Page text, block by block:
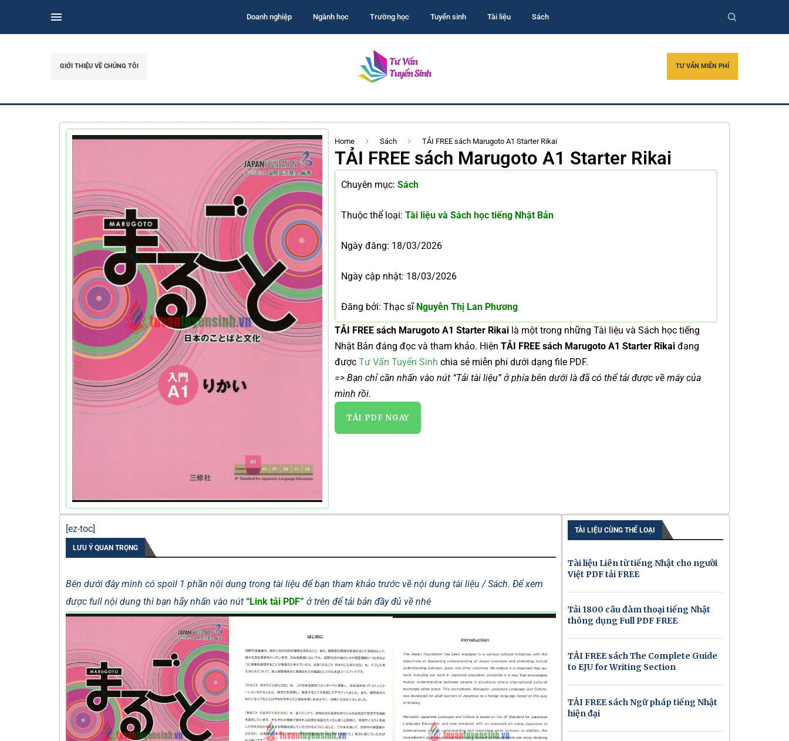
Doanh nghiệp Ngành học Trường học Tuyển sinh Tài liệu Sách
GIỚI THIỆU VỀ CHÚNG TÔI TƯ VẤN MIỄN PHÍ
Home Sách TẢI FREE sách Marugoto A1 Starter Rikai
TẢI FREE sách Marugoto A1 Starter Rikai
Chuyên mục: Sách
Thuộc thể loại: Tài liệu và Sách học tiếng Nhật Bản
Ngày đăng: 18/03/2026
Ngày cập nhật: 18/03/2026
Đăng bởi: Thạc sĩNguyễn Thị Lan Phương
TẢI FREE sách Marugoto A1 Starter Rikai là một trong những Tài liệu và Sách học tiếng
Nhật Bản đáng đọc và tham khảo. Hiện TẢI FREE sách Marugoto A1 Starter Rikai đang
được Tư Vấn Tuyển Sinh chia sẻ miễn phí dưới dạng file PDF.
=> Bạn chỉ cần nhấn vào nút “Tải tài liệu” ở phía bên dưới là đã có thể tải được về máy của
mình rồi.
TẢI PDF NGAY
[ez-toc]
LƯU Ý QUAN TRỌNG
Bên dưới đây mình có spoil 1 phần nội dung trong tài liệu để bạn tham khảo trước về nội dung tài liệu / Sách. Để xem
được full nội dung thì bạn hãy nhấn vào nút “Link tải PDF” ở trên để tải bản đầy đủ về nhé
TÀI LIỆU CÙNG THỂ LOẠI
Tài liệu Liên từ tiếng Nhật cho người
Việt PDF tải FREE
Tải 1800 câu đàm thoại tiếng Nhật
thông dụng Full PDF FREE
TẢI FREE sách The Complete Guide
to EJU for Writing Section
TẢI FREE sách Ngữ pháp tiếng Nhật
hiện đại